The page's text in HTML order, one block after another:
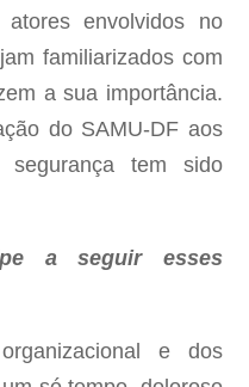
envolvidos no
familiarizados com
a sua importância.
do SAMU-DF aos
tem sido
a seguir esses
e dos